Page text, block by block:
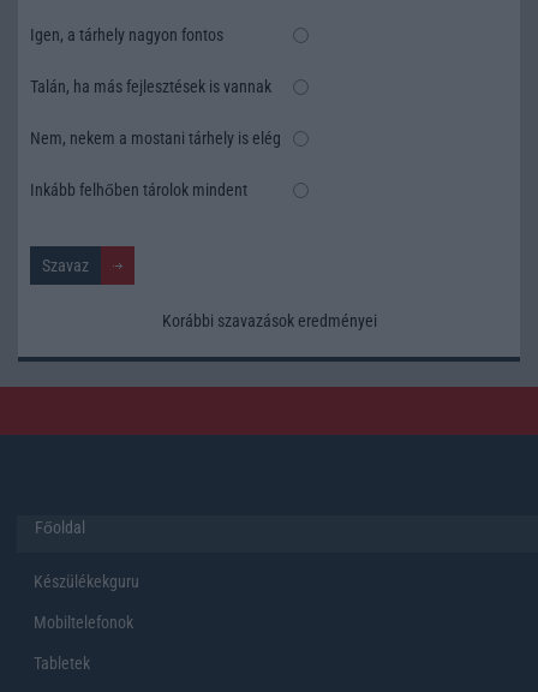
Igen, a tárhely nagyon fontos
Talán, ha más fejlesztések is vannak
Nem, nekem a mostani tárhely is elég
Inkább felhőben tárolok mindent
Korábbi szavazások eredményei
Főoldal
Készülékekguru
Mobiltelefonok
Tabletek